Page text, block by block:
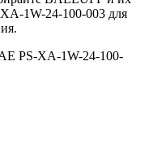
1W-24-100-003 для
PS-XA-1W-24-100-